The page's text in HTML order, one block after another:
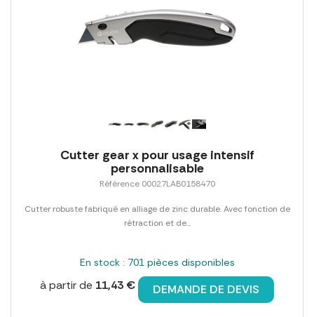
Cutter gear x pour usage intensif
personnalisable
Référence 00027LAB0158470
Cutter robuste fabriqué en alliage de zinc durable. Avec fonction de
rétraction et de...
En stock : 701 pièces disponibles
à partir de 11,43 € DEMANDE DE DEVIS